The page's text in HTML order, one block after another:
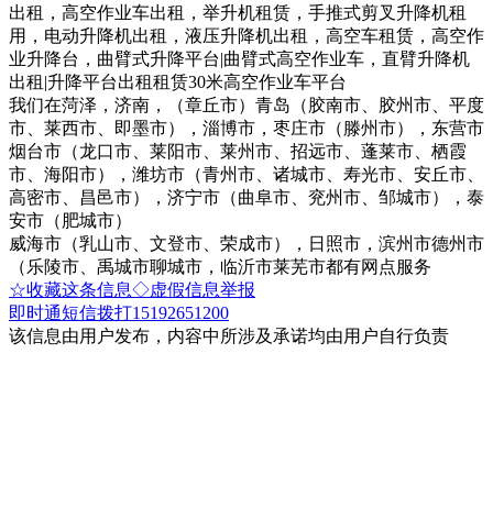
出租，高空作业车出租，举升机租赁，手推式剪叉升降机租
用，电动升降机出租，液压升降机出租，高空车租赁，高空作
业升降台，曲臂式升降平台|曲臂式高空作业车，直臂升降机
出租|升降平台出租租赁30米高空作业车平台
我们在菏泽，济南，（章丘市）青岛（胶南市、胶州市、平度
市、莱西市、即墨市），淄博市，枣庄市（滕州市），东营市
烟台市（龙口市、莱阳市、莱州市、招远市、蓬莱市、栖霞
市、海阳市），潍坊市（青州市、诸城市、寿光市、安丘市、
高密市、昌邑市），济宁市（曲阜市、兖州市、邹城市），泰
安市（肥城市）
威海市（乳山市、文登市、荣成市），日照市，滨州市德州市
（乐陵市、禹城市聊城市，临沂市莱芜市都有网点服务
☆收藏这条信息◇虚假信息举报
即时通短信拨打15192651200
该信息由用户发布，内容中所涉及承诺均由用户自行负责